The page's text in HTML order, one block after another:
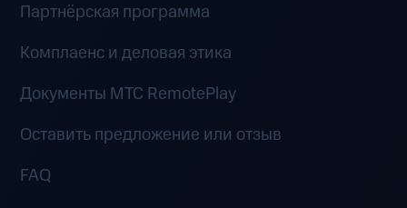
Партнёрская программа
Комплаенс и деловая этика
Документы MTC RemotePlay
Оставить предложение или отзыв
FAQ